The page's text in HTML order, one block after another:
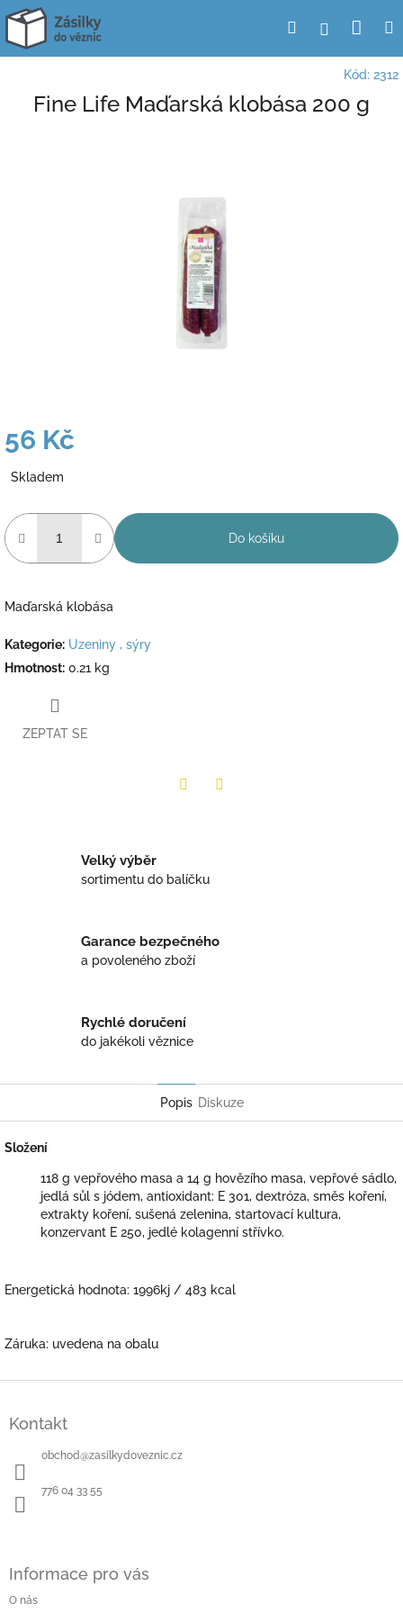
Přejít
obsah
HledatPřihlášení
Kód: 2312
Fine Life Maďarská klobása 200 g
56 Kč
cena:
Skladem
Do košíku
Maďarská klobása
Kategorie: Uzeniny , sýry
Hmotnost: 0.21 kg
ZEPTAT SE
Velký výběr
sortimentu do balíčku
Garance bezpečného
a povoleného zboží
Rychlé doručení
do jakékoli věznice
Popis Diskuze
Složení
118 g vepřového masa a 14 g hovězího masa, vepřové sádlo,
jedlá sůl s jódem, antioxidant: E 301, dextróza, směs koření,
extrakty koření, sušená zelenina, startovací kultura,
konzervant E 250, jedlé kolagenní střívko.
Energetická hodnota: 1996kj / 483 kcal
Záruka: uvedena na obalu
Kontakt
obchod@zasilkydoveznic.cz
776 04 33 55
Informace pro vás
O nás